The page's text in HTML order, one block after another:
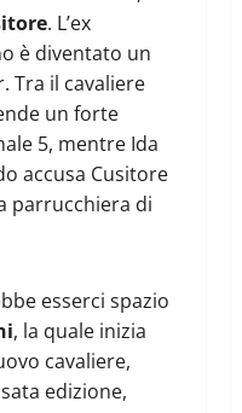
. L’ex
è diventato un
Tra il cavaliere
un forte
5, mentre Ida
accusa Cusitore
parrucchiera di
esserci spazio
, la quale inizia
cavaliere,
edizione,